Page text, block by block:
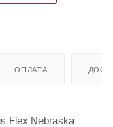
ОПЛАТА
Flex Nebraska